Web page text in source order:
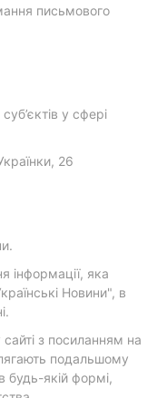
письмового
у сфері
26
інформації, яка
Новини", в
з посиланням на
подальшому
якій формі,